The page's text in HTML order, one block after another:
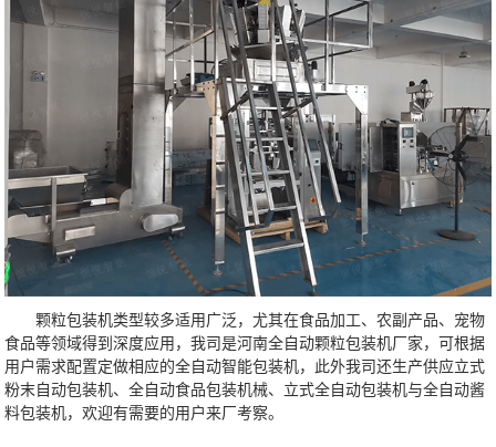
颗粒包装机类型较多适用广泛，尤其在食品加工、农副产品、宠物
食品等领域得到深度应用，我司是河南全自动颗粒包装机厂家，可根据
用户需求配置定做相应的全自动智能包装机，此外我司还生产供应立式
粉末自动包装机、全自动食品包装机械、立式全自动包装机与全自动酱
料包装机，欢迎有需要的用户来厂考察。